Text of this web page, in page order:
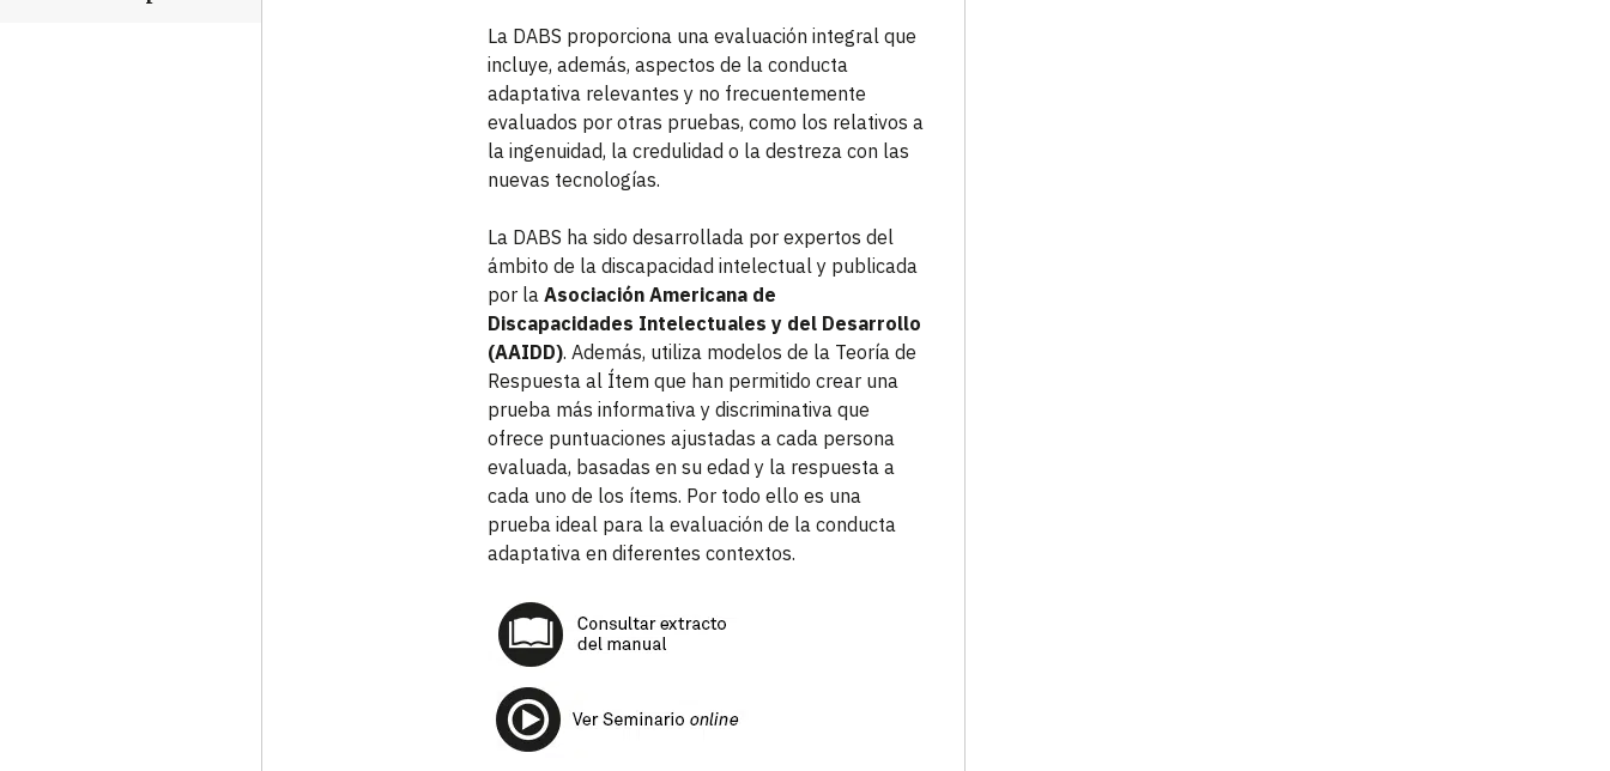
La DABS proporciona una evaluación integral que
incluye, además, aspectos de la conducta
adaptativa relevantes y no frecuentemente
evaluados por otras pruebas, como los relativos a
la ingenuidad, la credulidad o la destreza con las
nuevas tecnologías.
La DABS ha sido desarrollada por expertos del
ámbito de la discapacidad intelectual y publicada
por laAsociación Americana de
Discapacidades Intelectuales y del Desarrollo
(AAIDD). Además, utiliza modelos de la Teoría de
Respuesta al Ítem que han permitido crear una
prueba más informativa y discriminativa que
ofrece puntuaciones ajustadas a cada persona
evaluada, basadas en su edad y la respuesta a
cada uno de los ítems. Por todo ello es una
prueba ideal para la evaluación de la conducta
adaptativa en diferentes contextos.